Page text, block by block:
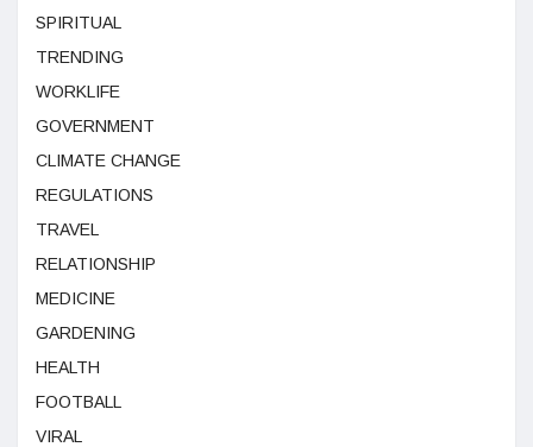
SPIRITUAL
TRENDING
WORKLIFE
GOVERNMENT
CLIMATE CHANGE
REGULATIONS
TRAVEL
RELATIONSHIP
MEDICINE
GARDENING
HEALTH
FOOTBALL
VIRAL